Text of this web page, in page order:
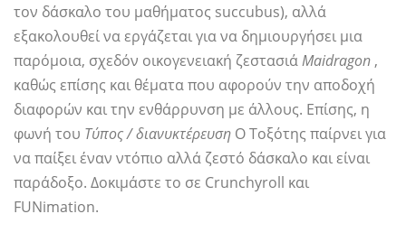
τον δάσκαλο του μαθήματος succubus), αλλά
εξακολουθεί να εργάζεται για να δημιουργήσει μια
παρόμοια, σχεδόν οικογενειακή ζεστασιάMaidragon ,
καθώς επίσης και θέματα που αφορούν την αποδοχή
διαφορών και την ενθάρρυνση με άλλους. Επίσης, η
φωνή του Τύπος / διανυκτέρευση Ο Τοξότης παίρνει για
να παίξει έναν ντόπιο αλλά ζεστό δάσκαλο και είναι
παράδοξο. Δοκιμάστε το σε Crunchyroll και
FUNimation.